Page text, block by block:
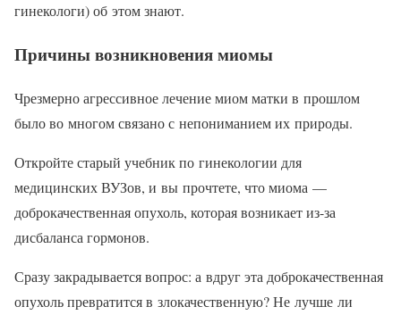
гинекологи) об этом знают.
Причины возникновения миомы
Чрезмерно агрессивное лечение миом матки в прошлом
было во многом связано с непониманием их природы.
Откройте старый учебник по гинекологии для
медицинских ВУЗов, и вы прочтете, что миома —
доброкачественная опухоль, которая возникает из-за
дисбаланса гормонов.
Сразу закрадывается вопрос: а вдруг эта доброкачественная
опухоль превратится в злокачественную? Не лучше ли